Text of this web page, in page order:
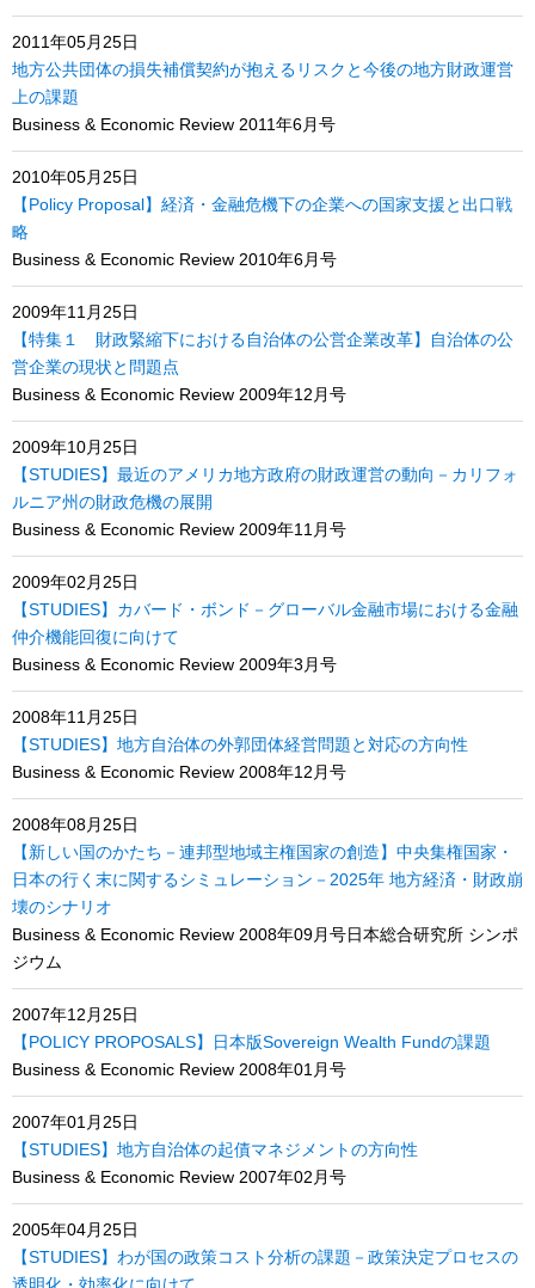
2011年05月25日
地方公共団体の損失補償契約が抱えるリスクと今後の地方財政運営
上の課題
Business & Economic Review 2011年6月号
2010年05月25日
【Policy Proposal】経済・金融危機下の企業への国家支援と出口戦
略
Business & Economic Review 2010年6月号
2009年11月25日
【特集１ 財政緊縮下における自治体の公営企業改革】自治体の公
営企業の現状と問題点
Business & Economic Review 2009年12月号
2009年10月25日
【STUDIES】最近のアメリカ地方政府の財政運営の動向－カリフォ
ルニア州の財政危機の展開
Business & Economic Review 2009年11月号
2009年02月25日
【STUDIES】カバード・ボンド－グローバル金融市場における金融
仲介機能回復に向けて
Business & Economic Review 2009年3月号
2008年11月25日
【STUDIES】地方自治体の外郭団体経営問題と対応の方向性
Business & Economic Review 2008年12月号
2008年08月25日
【新しい国のかたち－連邦型地域主権国家の創造】中央集権国家・
日本の行く末に関するシミュレーション－2025年 地方経済・財政崩
壊のシナリオ
Business & Economic Review 2008年09月号日本総合研究所 シンポ
ジウム
2007年12月25日
【POLICY PROPOSALS】日本版Sovereign Wealth Fundの課題
Business & Economic Review 2008年01月号
2007年01月25日
【STUDIES】地方自治体の起債マネジメントの方向性
Business & Economic Review 2007年02月号
2005年04月25日
【STUDIES】わが国の政策コスト分析の課題－政策決定プロセスの